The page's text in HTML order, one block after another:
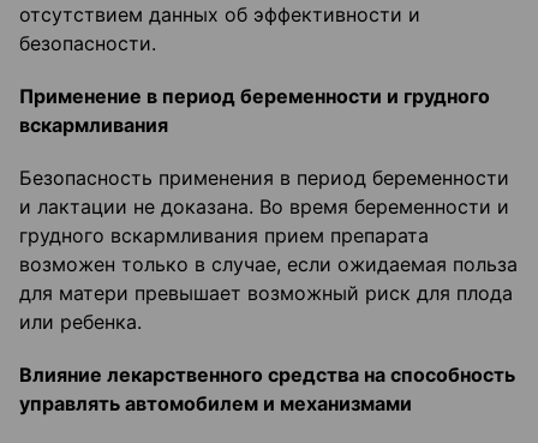
отсутствием данных об эффективности и
безопасности.
Применение в период беременности и грудного
вскармливания
Безопасность применения в период беременности
и лактации не доказана. Во время беременности и
грудного вскармливания прием препарата
возможен только в случае, если ожидаемая польза
для матери превышает возможный риск для плода
или ребенка.
Влияние лекарственного средства на способность
управлять автомобилем и механизмами